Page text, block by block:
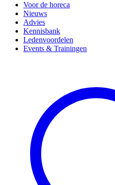
Voor de horeca
Nieuws
Advies
Kennisbank
Ledenvoordelen
Events & Trainingen